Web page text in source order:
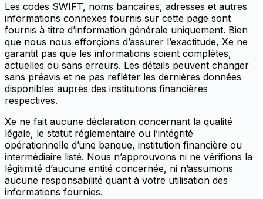
Les codes SWIFT, noms bancaires, adresses et autres
informations connexes fournis sur cette page sont
fournis à titre d’information générale uniquement. Bien
que nous nous efforçions d’assurer l’exactitude, Xe ne
garantit pas que les informations soient complètes,
actuelles ou sans erreurs. Les détails peuvent changer
sans préavis et ne pas refléter les dernières données
disponibles auprès des institutions financières
respectives.
Xe ne fait aucune déclaration concernant la qualité
légale, le statut réglementaire ou l’intégrité
opérationnelle d’une banque, institution financière ou
intermédiaire listé. Nous n’approuvons ni ne vérifions la
légitimité d’aucune entité concernée, ni n’assumons
aucune responsabilité quant à votre utilisation des
informations fournies.